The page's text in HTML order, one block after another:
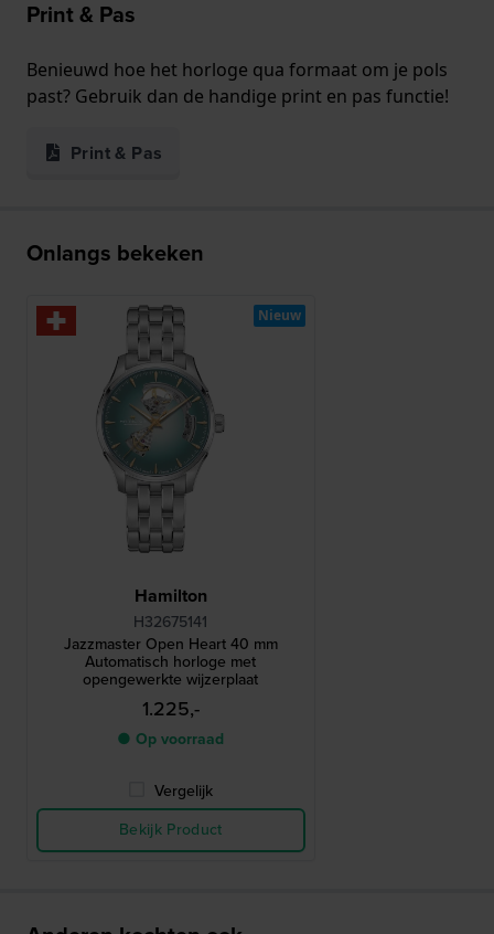
Print & Pas
Benieuwd hoe het horloge qua formaat om je pols
past? Gebruik dan de handige print en pas functie!
Print & Pas
Onlangs bekeken
Hamilton
H32675141
Jazzmaster Open Heart 40 mm
Automatisch horloge met
opengewerkte wijzerplaat
1.225,-
● Op voorraad
Vergelijk
Bekijk Product
Nieuw